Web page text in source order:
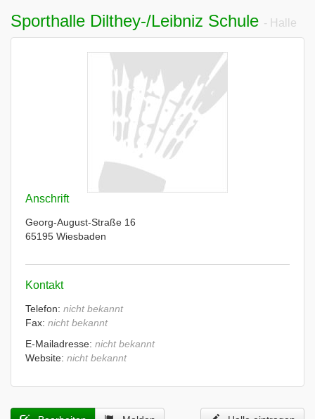
Sporthalle Dilthey-/Leibniz Schule - Halle
Anschrift
Georg-August-Straße 16
65195 Wiesbaden
Kontakt
Telefon: nicht bekannt
Fax: nicht bekannt
E-Mailadresse: nicht bekannt
Website: nicht bekannt